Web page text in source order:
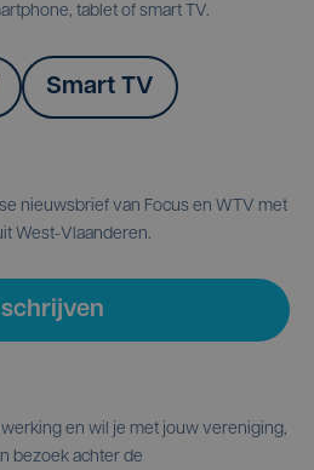
tablet of smart TV.
Smart TV
nieuwsbrief van Focus en WTV met
West-Vlaanderen.
en wil je met jouw vereniging,
bezoek achter de